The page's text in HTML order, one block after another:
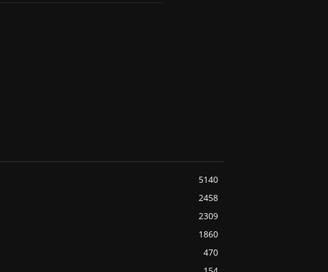
5140
2458
2309
1860
470